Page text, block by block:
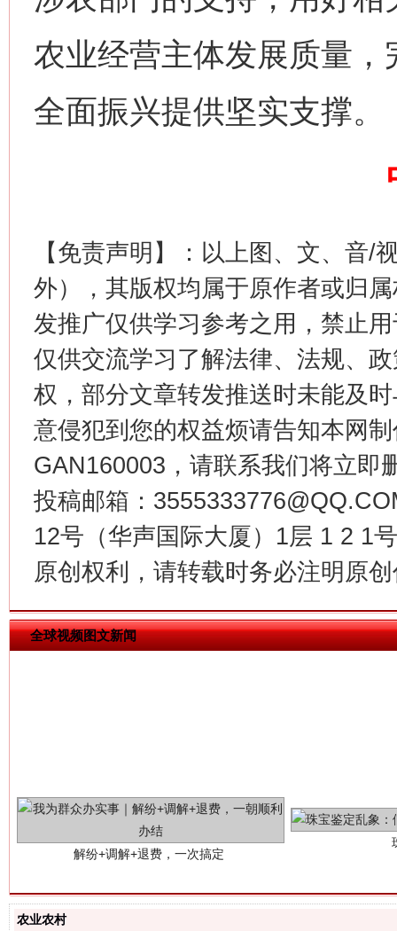
农业经营主体发展质量
全面振兴提供坚实支撑。
【免责声明】：以上图、文、音/
外），其版权均属于原作者或归
发推广仅供学习参考之用，禁止
仅供交流学习了解法律、法规、
权，部分文章转发推送时未能及
意侵犯到您的权益烦请告知本网
GAN160003，请联系我们将立即
投稿邮箱：
12号（华声国际大厦）1层 1 2 1
原创权利，请转载时务必注明原
全球视频图文新闻
魏明
“刷贴”乱象丛生
生
揭批美国五大"原罪" "炒
农业农村